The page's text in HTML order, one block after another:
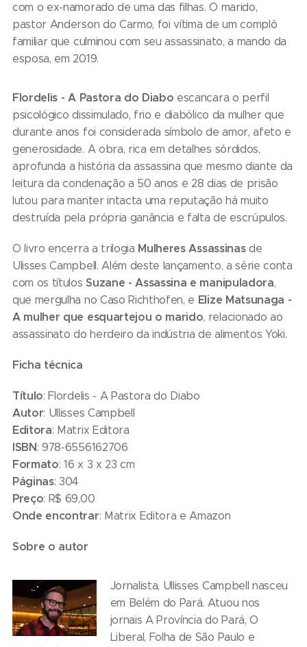
com o ex-namorado de uma das filhas. O marido,
pastor Anderson do Carmo, foi vítima de um complô
familiar que culminou com seu assassinato, a mando da
esposa, em 2019.
Flordelis - A Pastora do Diabo escancara o perfil
psicológico dissimulado, frio e diabólico da mulher que
durante anos foi considerada símbolo de amor, afeto e
generosidade. A obra, rica em detalhes sórdidos,
aprofunda a história da assassina que mesmo diante da
leitura da condenação a 50 anos e 28 dias de prisão
lutou para manter intacta uma reputação há muito
destruída pela própria ganância e falta de escrúpulos.
O livro encerra a trilogia Mulheres Assassinasde
Ulisses Campbell. Além deste lançamento, a série conta
com os títulos Suzane - Assassina e manipuladora,
que mergulha no Caso Richthofen, e Elize Matsunaga -
A mulher que esquartejou o marido, relacionado ao
assassinato do herdeiro da indústria de alimentos Yoki.
Ficha técnica
Título: Flordelis - A Pastora do Diabo
Autor: Ullisses Campbell
Editora: Matrix Editora
ISBN: 978-6556162706
Formato: 16 x 3 x 23 cm
Páginas: 304
Preço: R$ 69,00
Onde encontrar: Matrix Editora e Amazon
Sobre o autor
Jornalista, Ullisses Campbell nasceu
em Belém do Pará. Atuou nos
jornais A Província do Pará, O
Liberal, Folha de São Paulo e